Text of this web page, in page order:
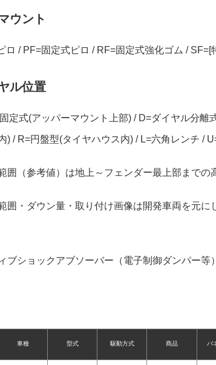
ウント
ロ / PF=固定式ピロ / RF=固定式強化ゴム /
ル位置
定式(アッパーマウント上部) / D=ダイヤル分
) / R=円盤型(タイヤハウス内) / L=六角レンチ /
囲（参考値）は地上～フェンダー最上部までの
囲・ダウン量・取り付け画像は開発車両を元に
ブショックアブソーバー（電子制御ダンパー等
車種 型式 駆動方式 商品 バ